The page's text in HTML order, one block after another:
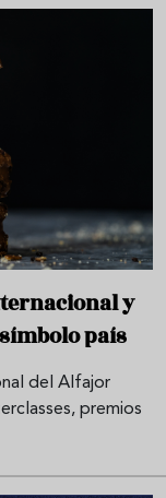
y
país
del Alfajor
premios